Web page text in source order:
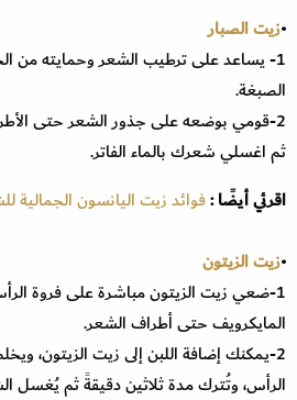
•زيت الصبار
1- يساعد على ترطيب الشعر وحمايته من
الصبغة.
2-قومي بوضعه على جذور الشعر حتى
ثم اغسلي شعرك بالماء الفاتر.
اقرئي أيضًا :فوائد زيت اليانسون الجمالية
•زيت الزيتون
1-ضعي زيت الزيتون مباشرة على فروة
المايكرويف حتى أطراف الشعر.
2-يمكنك إضافة اللبن إلى زيت الزيتون،
الرأس، وتُترك مدة ثلاثين دقيقةً ثم يُغسل